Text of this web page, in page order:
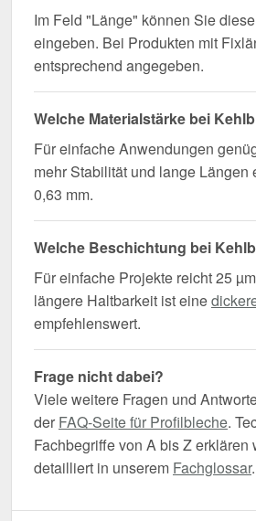
Im Feld "Länge" können Sie
eingeben. Bei Produkten mit
entsprechend angegeben.
Welche Materialstärke bei
Für einfache Anwendungen
mehr Stabilität und lange Längen
0,63 mm.
Welche Beschichtung bei
Für einfache Projekte reicht 25
längere Haltbarkeit ist eine
empfehlenswert.
Frage nicht dabei?
Viele weitere Fragen und
der FAQ-Seite für Profilbleche.
Fachbegriffe von A bis Z erklären
detailliert in unserem Fachglossar.